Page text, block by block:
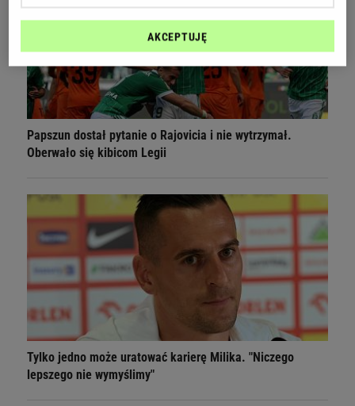
Papszun dostał pytanie o Rajovicia i nie wytrzymał.
Oberwało się kibicom Legii
Tylko jedno może uratować karierę Milika. "Niczego
lepszego nie wymyślimy"
AKCEPTUJĘ